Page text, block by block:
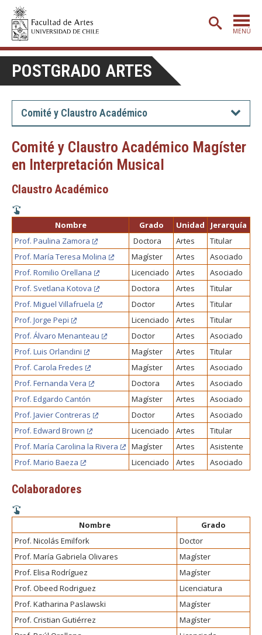
MENÚ
PORTADA
ADMISIÓN
ETAPA BÁSICA
CARRERAS
POSTGRADO
BIBLIOTECA
DEPARTAMENTOS
FACULTAD
Estudiantes
Académicas/os
Funcionarias/os
Egresadas/os
POSTGRADO ARTES
Comité y Claustro Académico
Comité y Claustro Académico Magíster
en Interpretación Musical
Claustro Académico
Nombre Grado Unidad
Jerarquía
Prof. Paulina Zamora
Doctora Artes
Titular
Prof. María Teresa Molina
Magíster Artes
Asociado
Prof. Romilio Orellana
Licenciado Artes
Asociado
Prof. Svetlana Kotova
Doctora Artes
Titular
Prof. Miguel Villafruela
Doctor Artes
Titular
Prof. Jorge Pepi
Licenciado Artes
Titular
Prof. Álvaro Menanteau
Doctor Artes
Asociado
Prof. Luis Orlandini
Magíster Artes
Titular
Prof. Carola Fredes
Magíster Artes
Asociado
Prof. Fernanda Vera
Doctora Artes
Asociado
Prof. Edgardo Cantón
Magíster Artes
Asociado
Prof. Javier Contreras
Doctor Artes
Asociado
Prof. Edward Brown
Licenciado Artes
Titular
Prof. María Carolina la Rivera
Magíster Artes
Asistente
Prof. Mario Baeza
Licenciado Artes Asociado
Colaboradores
Nombre
Grado
Prof. Nicolás Emilfork
Doctor
Prof. María Gabriela Olivares
Magíster
Prof. Elisa Rodríguez
Magíster
Prof. Obeed Rodriguez
Licenciatura
Prof. Katharina Paslawski
Magíster
Prof. Cristian Gutiérrez
Magíster